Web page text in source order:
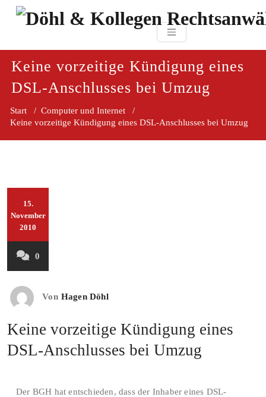
Zum
Döhl & Kollegen
Keine vorzeitige Kündigung eines
DSL-Anschlusses bei Umzug
Start / Computer und Internet /
Keine vorzeitige Kündigung eines DSL-Anschlusses bei Umzug
15.
November
2010
0
Von Hagen Döhl
Keine vorzeitige Kündigung eines
DSL-Anschlusses bei Umzug
Der BGH hat entschieden, dass der Inhaber eines DSL-